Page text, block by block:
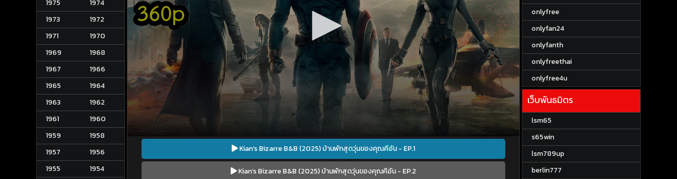
1975
1974
1973
1972
1971
1970
1969
1968
1967
1966
1965
1964
1963
1962
1961
1960
1959
1958
1957
1956
1955
1954
Kian’s Bizarre B&B (2025) บ้านพักสุดวุ่นของคุณคีอัน - EP.1
Kian’s Bizarre B&B (2025) บ้านพักสุดวุ่นของคุณคีอัน - EP.2
onlyfree
onlyfan24
onlyfanth
onlyfreethai
onlyfree4u
เว็บพันธมิตร
lsm65
s65win
lsm789up
berlin777